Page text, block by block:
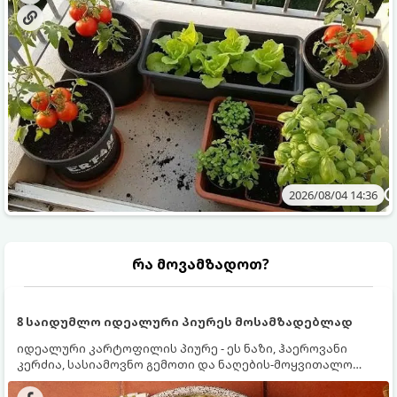
2026/08/04 14:36
რა მოვამზადოთ?
8 საიდუმლო იდეალური პიურეს მოსამზადებლად
იდეალური კარტოფილის პიურე - ეს ნაზი, ჰაეროვანი
კერძია, სასიამოვნო გემოთი და ნაღების-მოყვითალო
ფერით. მისი მომზადება ძალიან მარტივია, მაგრამ